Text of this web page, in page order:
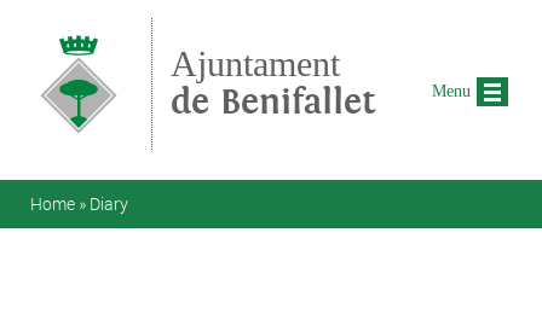
Ajuntament
de Benifallet
You are here
Home » Diary
Menu